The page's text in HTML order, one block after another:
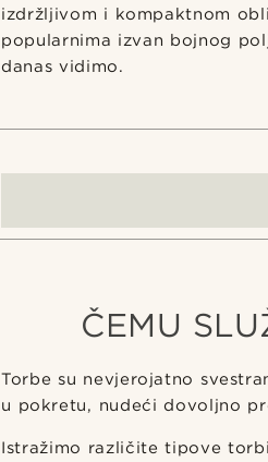
izdržljivom i kompaktnom
popularnima izvan bojnog
danas vidimo.
ČEMU
Torbe su nevjerojatno
u pokretu, nudeći dovoljno
Istražimo različite tipove